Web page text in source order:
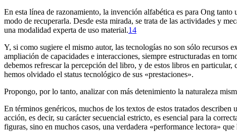
En esta línea de razonamiento, la invención alfabética es para Ong
modo de recuperarla. Desde esta mirada, se trata de las actividades y
una modalidad experta de uso material.14
Y, si como sugiere el mismo autor, las tecnologías no son sólo recursos
ampliación de capacidades e interacciones, siempre estructuradas en
debemos refrescar la percepción del libro, y de estos libros en
hemos olvidado el status tecnológico de sus «prestaciones».
Propongo, por lo tanto, analizar con más detenimiento la naturaleza
En términos genéricos, muchos de los textos de estos tratados describen
acción, es decir, su carácter secuencial estricto, es esencial para la
figuras, sino en muchos casos, una verdadera «performance lectora» que